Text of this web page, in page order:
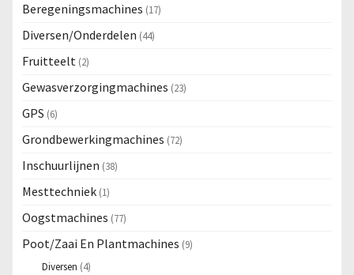
Beregeningsmachines (17)
Diversen/Onderdelen (44)
Fruitteelt (2)
Gewasverzorgingmachines (23)
GPS (6)
Grondbewerkingmachines (72)
Inschuurlijnen (38)
Mesttechniek (1)
Oogstmachines (77)
Poot/Zaai En Plantmachines (9)
Diversen (4)